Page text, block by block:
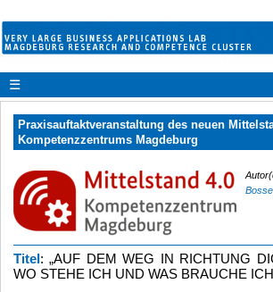
☰
Praxisauftaktveranstaltung des neuen
Kompetenzzentrums Magdeburg
Bosse
Titel : „AUF DEM WEG IN RICHTUNG
WO STEHE ICH UND WAS BRAUCHE